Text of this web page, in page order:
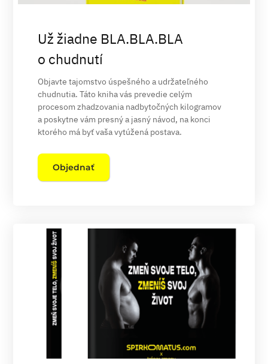
Už žiadne BLA.BLA.BLA
o chudnutí
Objavte tajomstvo úspešného a udržateľného
chudnutia. Táto kniha vás prevedie celým
procesom zhadzovania nadbytočných kilogramov
a poskytne vám presný a jasný návod, na konci
ktorého má byť vaša vytúžená postava.
Objednať